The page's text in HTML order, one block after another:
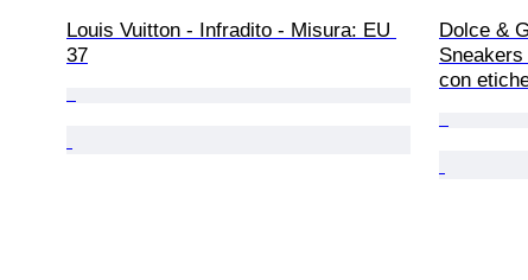
Louis Vuitton - Infradito - Misura: EU
37
Dolce &
con